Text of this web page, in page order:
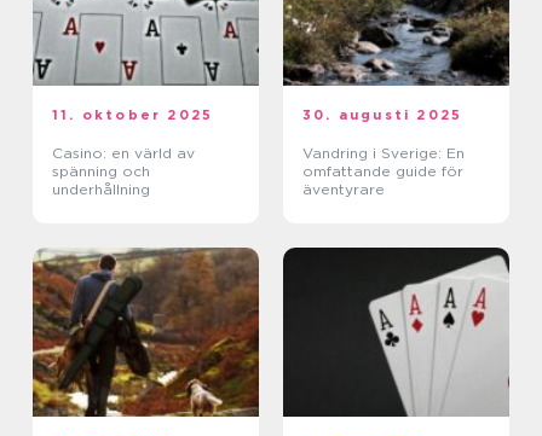
11. oktober 2025
Casino: en värld av
spänning och
underhållning
30. augusti 2025
Vandring i Sverige: En
omfattande guide för
äventyrare